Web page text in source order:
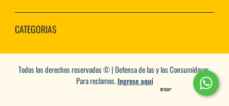
CATEGORIAS
Todos los derechos reservados © | Defensa de las y los Consumidores.
Para reclamos.Ingrese aquí